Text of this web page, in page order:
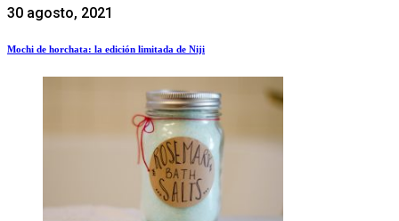
30 agosto, 2021
Mochi de horchata: la edición limitada de Niji